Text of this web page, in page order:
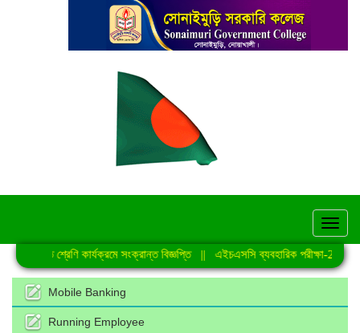
নিয়মিত শ্রেণি কার্যক্রমে সংক্রান্ত বিজ্ঞপ্তি||এইচএসসি ব্যবহারিক পরীক্ষা-2026
Mobile Banking
Running Employee